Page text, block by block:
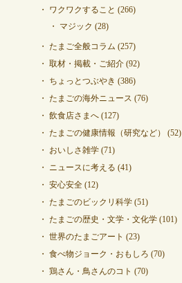
ワクワクすること (266)
マジック (28)
たまご全般コラム (257)
取材・掲載・ご紹介(92)
ちょっとつぶやき (386)
たまごの海外ニュース (76)
飲食店さまへ(127)
たまごの健康情報（研究など）
(52)
おいしさ雑学(71)
ニュースに考える (41)
安心安全(12)
たまごのビックリ科学(51)
たまごの歴史・文学・文化学(101)
世界のたまごアート (23)
食べ物ジョーク・おもしろ (70)
鶏さん・鳥さんのコト (70)